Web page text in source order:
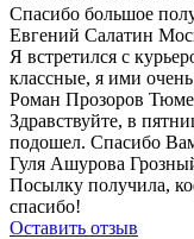
Спасибо большое
Евгений Салатин
Я встретился с
классные, я ими
Роман Прозоров
Здравствуйте, в
подошел. Спасибо
Гуля Ашурова
Посылку получила,
спасибо!
Оставить отзыв